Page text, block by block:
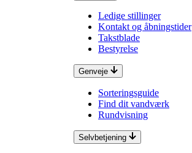
Ledige stillinger
Kontakt og åbningstider
Takstblade
Bestyrelse
Genveje
Sorteringsguide
Find dit vandværk
Rundvisning
Selvbetjening